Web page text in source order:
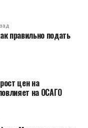
правильно подать
цен на
на ОСАГО